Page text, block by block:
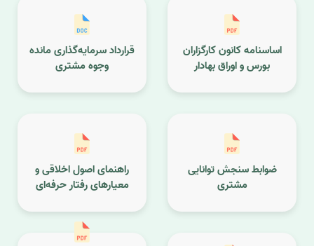
اساسنامه کانون کارگزاران
بورس و اوراق بهادار
قرارداد سرمایه‌گذاری مانده
وجوه مشتری
ضوابط سنجش توانایی
مشتری
راهنمای اصول اخلاقی و
معیارهای رفتار حرفه‌ای